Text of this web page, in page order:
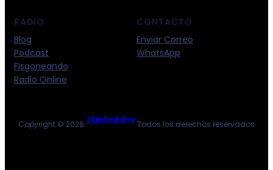
RADIO
Blog
Podcast
Fisgoneando
Radio Online
CONTACTO
Enviar Correo
WhatsApp
Copyright © 2026 ·Oldies Radio Time· Todos los derechos reservados